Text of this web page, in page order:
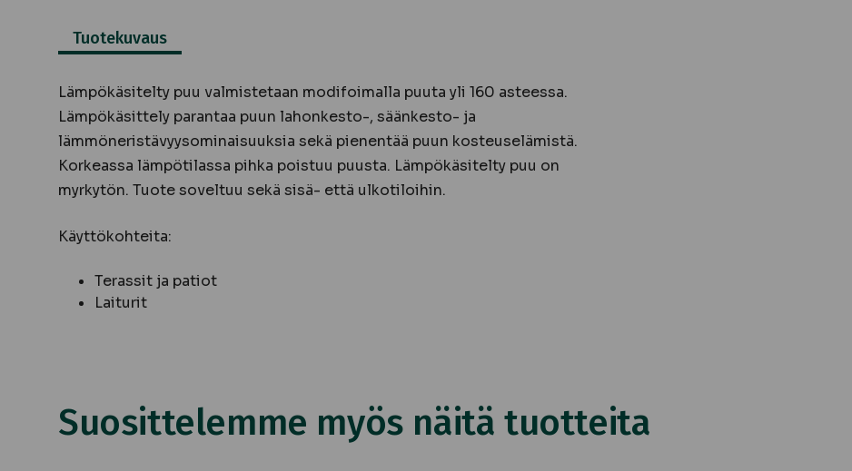
Tuotekuvaus
Lämpökäsitelty puu valmistetaan modifoimalla puuta yli 160 asteessa.
Lämpökäsittely parantaa puun lahonkesto-, säänkesto- ja
lämmöneristävyysominaisuuksia sekä pienentää puun kosteuselämistä.
Korkeassa lämpötilassa pihka poistuu puusta. Lämpökäsitelty puu on
myrkytön. Tuote soveltuu sekä sisä- että ulkotiloihin.
Käyttökohteita:
Terassit ja patiot
Laiturit
Suosittelemme myös näitä tuotteita